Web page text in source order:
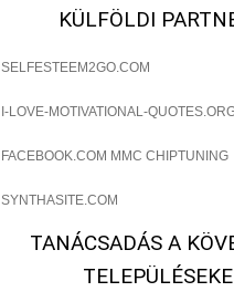
sebészeti
páciensszám
os Növekedést
Lépésről lépésre
eredményezett. Ismerje
szonyegtisztito.net
marketing stratégiai
os
Története
Teljes dokumentáció egy
átalakulási útjáról,
küzdő praxistól a virágzó
150%-os
🎪 18.
Iránti Érdeklődés
KÜLFÖLDI
SELFESTEEM2GO.COM
I-LOVE-MOTIVATIONAL-
FACEBOOK.COM MMC CHIPTUNING
SYNTHASITE.COM
TANÁCSADÁS A